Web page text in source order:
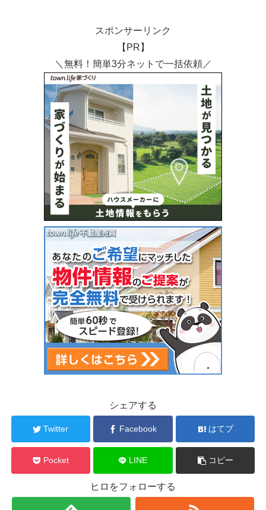
スポンサーリンク
【PR】
＼無料！簡単3分ネットで一括依頼／
シェアする
Twitter Facebook はてブ
Pocket LINE コピー
ヒロをフォローする